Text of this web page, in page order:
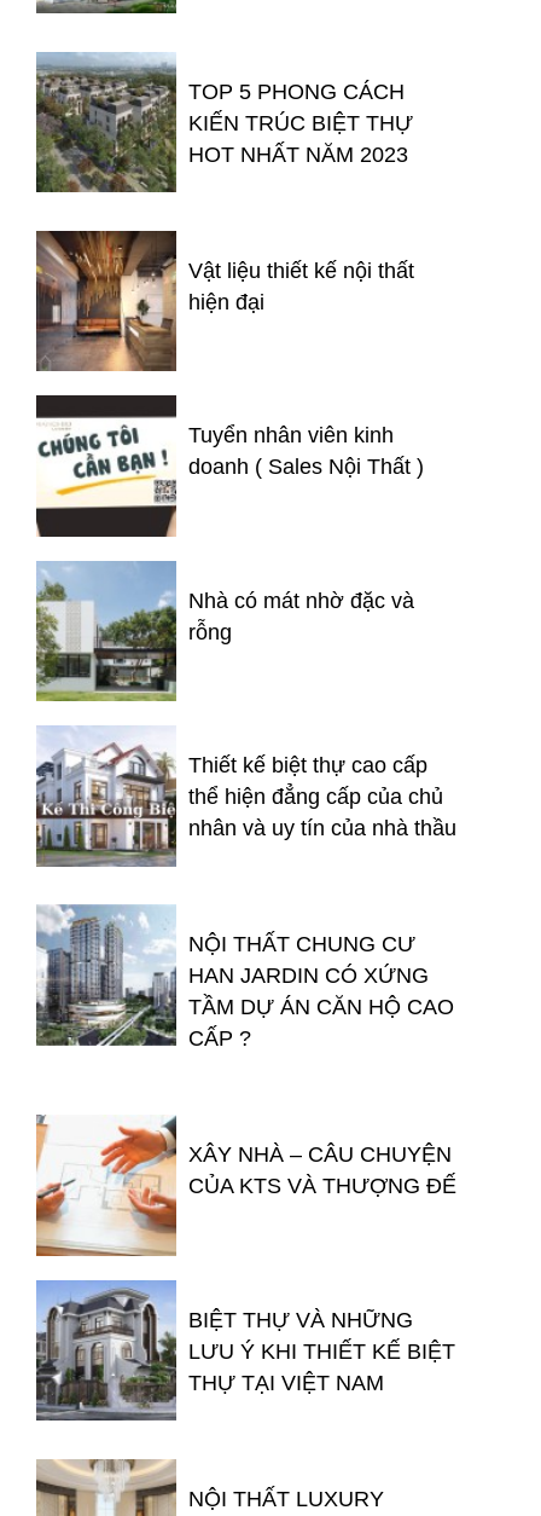
TOP 5 PHONG CÁCH
KIẾN TRÚC BIỆT THỰ
HOT NHẤT NĂM 2023
Vật liệu thiết kế nội thất
hiện đại
Tuyển nhân viên kinh
doanh ( Sales Nội Thất )
Nhà có mát nhờ đặc và
rỗng
Thiết kế biệt thự cao cấp
thể hiện đẳng cấp của chủ
nhân và uy tín của nhà thầu
NỘI THẤT CHUNG CƯ
HAN JARDIN CÓ XỨNG
TẦM DỰ ÁN CĂN HỘ CAO
CẤP ?
XÂY NHÀ – CÂU CHUYỆN
CỦA KTS VÀ THƯỢNG ĐẾ
BIỆT THỰ VÀ NHỮNG
LƯU Ý KHI THIẾT KẾ BIỆT
THỰ TẠI VIỆT NAM
NỘI THẤT LUXURY